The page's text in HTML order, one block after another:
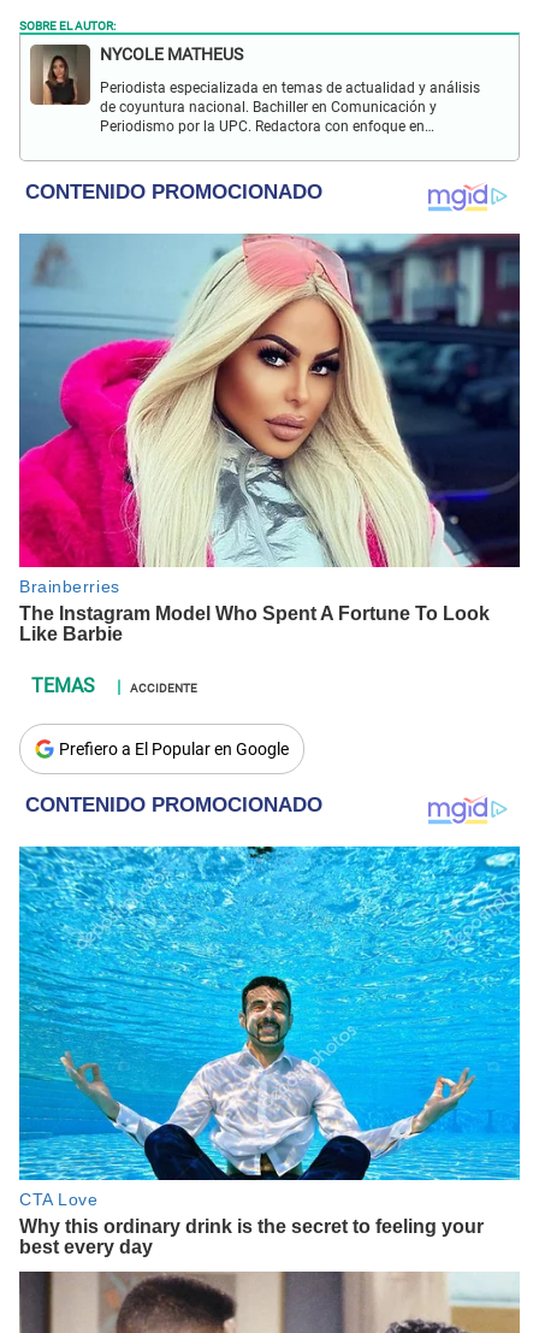
SOBRE EL AUTOR:
NYCOLE MATHEUS
Periodista especializada en temas de actualidad y análisis
de coyuntura nacional. Bachiller en Comunicación y
Periodismo por la UPC. Redactora con enfoque en
revista Wapa.
ACCIDENTE
Prefiero a El Popular en Google